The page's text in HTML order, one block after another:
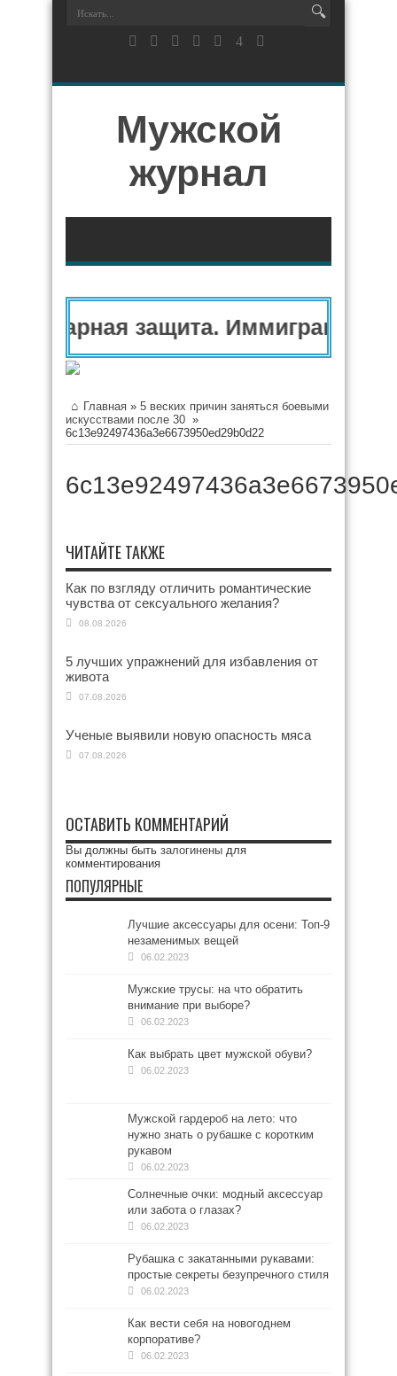
Мужской
журнал
защита.
Главная » 5 веских причин заняться боевыми
искусствами после 30 »
6c13e92497436a3e6673950ed29b0d22
ЧИТАЙТЕ ТАКЖЕ
Как по взгляду отличить романтические
чувства от сексуального желания?
08.08.2026
5 лучших упражнений для избавления от
живота
07.08.2026
Ученые выявили новую опасность мяса
07.08.2026
ОСТАВИТЬ КОММЕНТАРИЙ
Вы должны быть залогинены для
комментирования
ПОПУЛЯРНЫЕ
Лучшие аксессуары для осени: Топ-9
незаменимых вещей
06.02.2023
Мужские трусы: на что обратить
внимание при выборе?
06.02.2023
Как выбрать цвет мужской обуви?
06.02.2023
Мужской гардероб на лето: что
нужно знать о рубашке с коротким
рукавом
06.02.2023
Солнечные очки: модный аксессуар
или забота о глазах?
06.02.2023
Рубашка с закатанными рукавами:
простые секреты безупречного стиля
06.02.2023
Как вести себя на новогоднем
корпоративе?
06.02.2023